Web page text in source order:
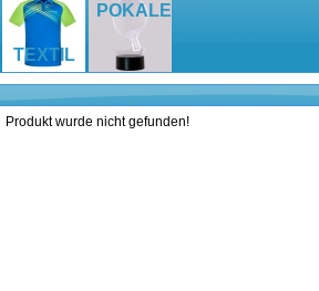
TEXTIL
POKALE
Produkt wurde nicht gefunden!